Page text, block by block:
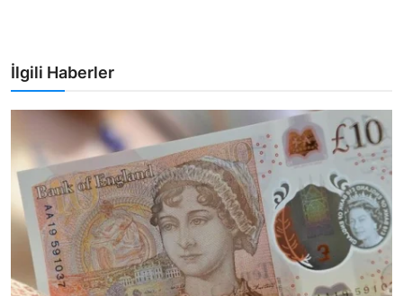
İlgili Haberler